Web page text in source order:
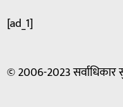
[ad_1]
© 2006-2023 सर्वाधिकार